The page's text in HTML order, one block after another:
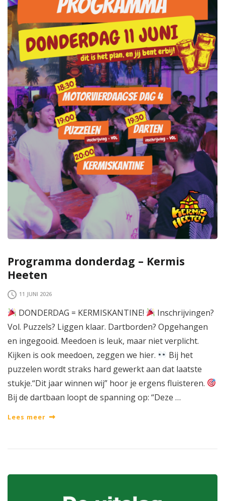
Programma donderdag – Kermis
Heeten
11 JUNI 2026
DONDERDAG = KERMISKANTINE!
Inschrijvingen?
Vol. Puzzels? Liggen klaar. Dartborden? Opgehangen
en ingegooid. Meedoen is leuk, maar niet verplicht.
Kijken is ook meedoen, zeggen we hier.
Bij het
puzzelen wordt straks hard gewerkt aan dat laatste
stukje.“Dit jaar winnen wij” hoor je ergens fluisteren.
Bij de dartbaan loopt de spanning op: “Deze …
Lees meer